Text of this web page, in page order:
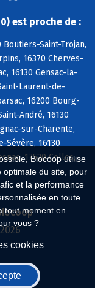
Biocoop utilise
optimale du site, pour
et la performance
en toute
tout moment en
vous ?
cookies
est proche de :
Boutiers-Saint-Trojan,
16370 Cherves-
16130 Gensac-la-
Laurent-de-
16200 Bourg-
André, 16130
sur-Charente,
Sévère, 16130
17520 Celles,